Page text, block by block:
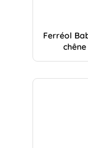
Ferréol